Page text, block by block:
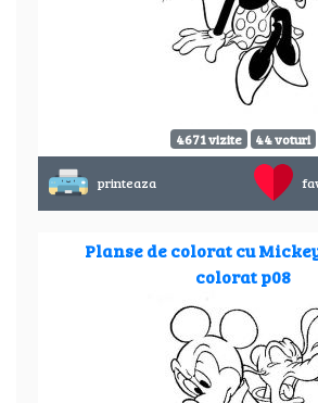
4671 vizite 44 voturi
printeaza
Planse de colorat cu
colorat p08